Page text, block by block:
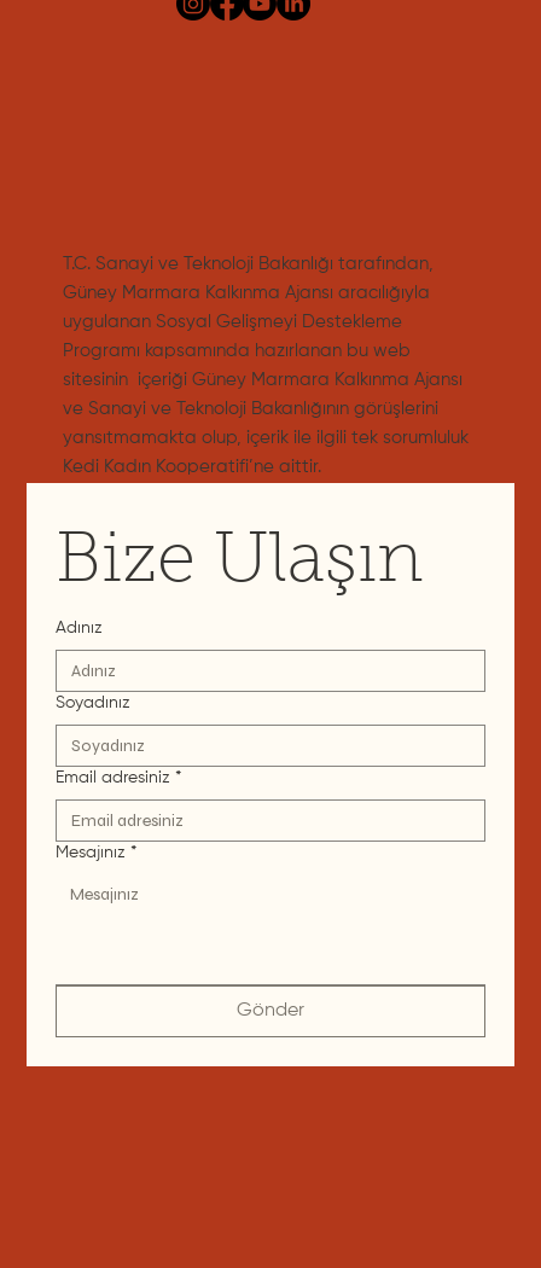
Bize Ulaşın
Adınız
Soyadınız
Email adresiniz *
Mesajınız *
Gönder
T.C. Sanayi ve Teknoloji Bakanlığı tarafından,
Güney Marmara Kalkınma Ajansı aracılığıyla
uygulanan Sosyal Gelişmeyi Destekleme
Programı kapsamında hazırlanan bu web
sitesinin içeriği Güney Marmara Kalkınma Ajansı
ve Sanayi ve Teknoloji Bakanlığının görüşlerini
yansıtmamakta olup, içerik ile ilgili tek sorumluluk
Kedi Kadın Kooperatifi’ne aittir.